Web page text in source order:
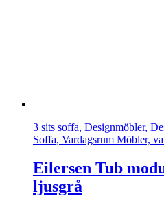
3 sits soffa, Designmöbler,
Soffa, Vardagsrum Möbler,
Eilersen Tub
ljusgrå